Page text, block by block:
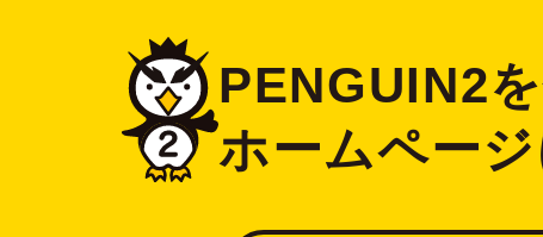
PENGUIN2
ホームペー